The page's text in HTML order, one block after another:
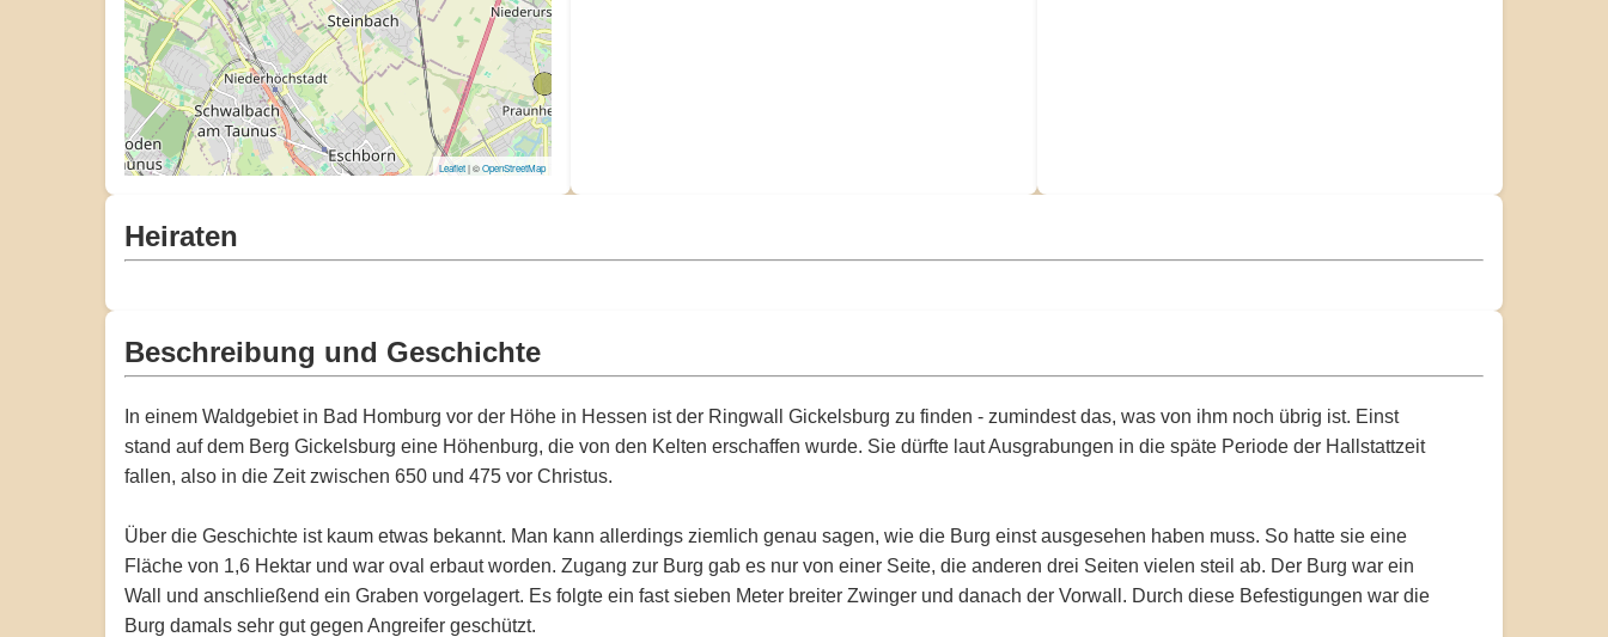
Leaflet| ©OpenStreetMap
Heiraten
Beschreibung und Geschichte
In einem Waldgebiet in Bad Homburg vor der Höhe in Hessen ist der Ringwall Gickelsburg zu finden - zumindest das, was von ihm noch übrig ist. Einst
stand auf dem Berg Gickelsburg eine Höhenburg, die von den Kelten erschaffen wurde. Sie dürfte laut Ausgrabungen in die späte Periode der Hallstattzeit
fallen, also in die Zeit zwischen 650 und 475 vor Christus.
Über die Geschichte ist kaum etwas bekannt. Man kann allerdings ziemlich genau sagen, wie die Burg einst ausgesehen haben muss. So hatte sie eine
Fläche von 1,6 Hektar und war oval erbaut worden. Zugang zur Burg gab es nur von einer Seite, die anderen drei Seiten vielen steil ab. Der Burg war ein
Wall und anschließend ein Graben vorgelagert. Es folgte ein fast sieben Meter breiter Zwinger und danach der Vorwall. Durch diese Befestigungen war die
Burg damals sehr gut gegen Angreifer geschützt.